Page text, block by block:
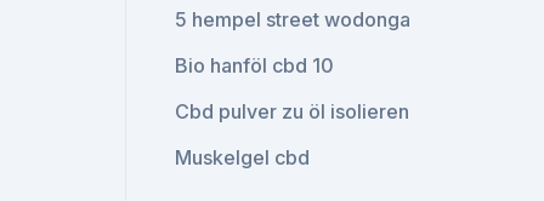
5 hempel street wodonga
Bio hanföl cbd 10
Cbd pulver zu öl isolieren
Muskelgel cbd